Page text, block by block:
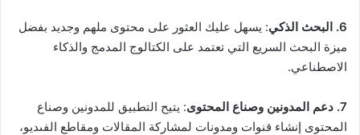
6. البحث الذكي
: يسهل عليك العثور على محتوى ملهم وجديد بفضل
ميزة البحث السريع التي تعتمد على الكتالوج المدمج والذكاء
الاصطناعي.
7. دعم المدونين وصناع المحتوى
: يتيح التطبيق للمدونين وصناع
المحتوى إنشاء قنوات ومدونات لمشاركة المقالات ومقاطع الفىديو،